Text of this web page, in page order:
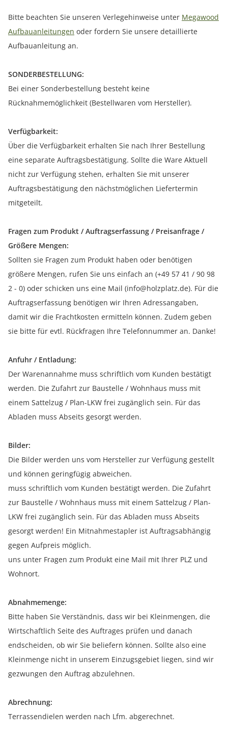
Bitte beachten Sie unseren Verlegehinweise unter Megawood
Aufbauanleitungen oder fordern Sie unsere detaillierte
Aufbauanleitung an.
SONDERBESTELLUNG:
Bei einer Sonderbestellung besteht keine
Rücknahmemöglichkeit (Bestellwaren vom Hersteller).
Verfügbarkeit:
Über die Verfügbarkeit erhalten Sie nach Ihrer Bestellung
eine separate Auftragsbestätigung. Sollte die Ware Aktuell
nicht zur Verfügung stehen, erhalten Sie mit unserer
Auftragsbestätigung den nächstmöglichen Liefertermin
mitgeteilt.
Fragen zum Produkt / Auftragserfassung / Preisanfrage /
Größere Mengen:
Sollten sie Fragen zum Produkt haben oder benötigen
größere Mengen, rufen Sie uns einfach an (+49 57 41 / 90 98
2 - 0) oder schicken uns eine Mail (info@holzplatz.de). Für die
Auftragserfassung benötigen wir Ihren Adressangaben,
damit wir die Frachtkosten ermitteln können. Zudem geben
sie bitte für evtl. Rückfragen Ihre Telefonnummer an. Danke!
Anfuhr / Entladung:
Der Warenannahme muss schriftlich vom Kunden bestätigt
werden. Die Zufahrt zur Baustelle / Wohnhaus muss mit
einem Sattelzug / Plan-LKW frei zugänglich sein. Für das
Abladen muss Abseits gesorgt werden.
Bilder:
Die Bilder werden uns vom Hersteller zur Verfügung gestellt
und können geringfügig abweichen.
muss schriftlich vom Kunden bestätigt werden. Die Zufahrt
zur Baustelle / Wohnhaus muss mit einem Sattelzug / Plan-
LKW frei zugänglich sein. Für das Abladen muss Abseits
gesorgt werden! Ein Mitnahmestapler ist Auftragsabhängig
gegen Aufpreis möglich.
uns unter Fragen zum Produkt eine Mail mit Ihrer PLZ und
Wohnort.
Abnahmemenge:
Bitte haben Sie Verständnis, dass wir bei Kleinmengen, die
Wirtschaftlich Seite des Auftrages prüfen und danach
endscheiden, ob wir Sie beliefern können. Sollte also eine
Kleinmenge nicht in unserem Einzugsgebiet liegen, sind wir
gezwungen den Auftrag abzulehnen.
Abrechnung:
Terrassendielen werden nach Lfm. abgerechnet.